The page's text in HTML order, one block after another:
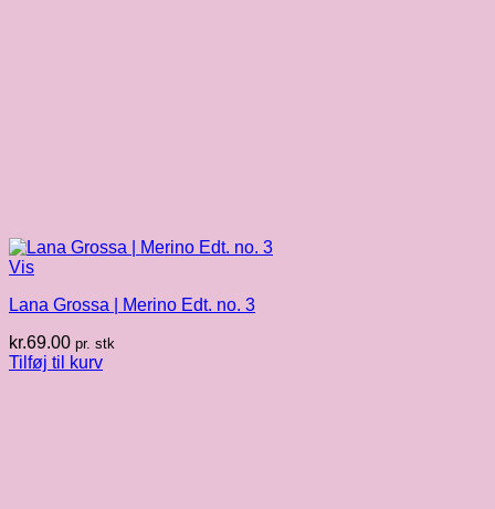
Vis
Lana Grossa | Merino Edt. no. 3
kr.69.00 pr. stk
Tilføj til kurv